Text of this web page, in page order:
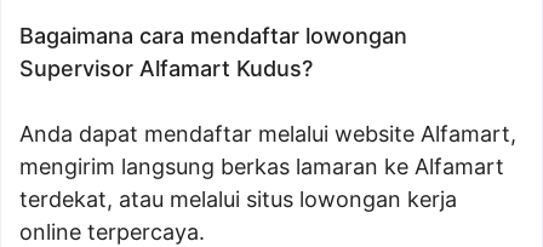
Bagaimana cara mendaftar lowongan
Supervisor Alfamart Kudus?
Anda dapat mendaftar melalui website Alfamart,
mengirim langsung berkas lamaran ke Alfamart
terdekat, atau melalui situs lowongan kerja
online terpercaya.